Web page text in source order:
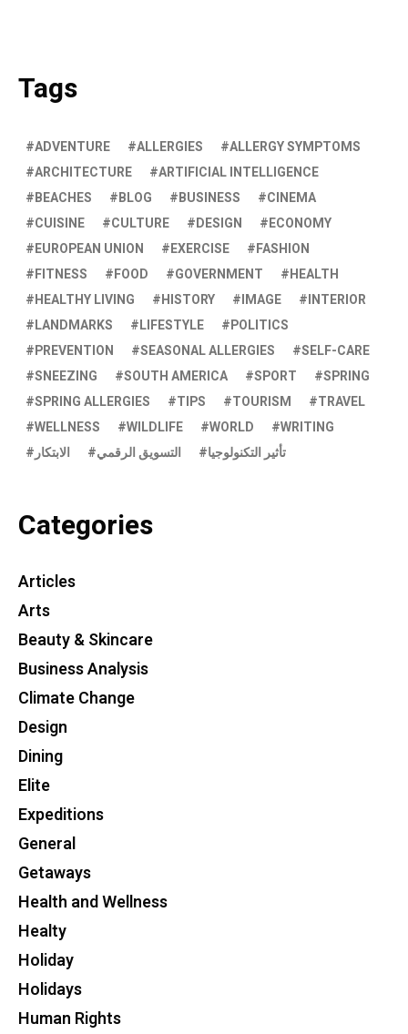
Tags
ADVENTURE ALLERGIES
ALLERGY SYMPTOMS
ARCHITECTURE
ARTIFICIAL INTELLIGENCE
BEACHES
BLOG BUSINESS
CINEMA
CUISINE
CULTURE DESIGN
ECONOMY
EUROPEAN UNION
EXERCISE
FASHION
FITNESS
FOOD GOVERNMENT
HEALTH
HEALTHY LIVING
HISTORY IMAGE
INTERIOR
LANDMARKS
LIFESTYLE
POLITICS
PREVENTION
SEASONAL ALLERGIES
SELF-CARE
SNEEZING
SOUTH AMERICA SPORT
SPRING
SPRING ALLERGIES
TIPS TOURISM
TRAVEL
WELLNESS
WILDLIFE WORLD
WRITING
الابتكار
التسويق الرقمي تأثير التكنولوجيا
Categories
Articles
Arts
Beauty & Skincare
Business Analysis
Climate Change
Design
Dining
Elite
Expeditions
General
Getaways
Health and Wellness
Healty
Holiday
Holidays
Human Rights